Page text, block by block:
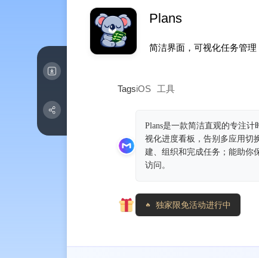
Plans
简洁界面，可视化任务管
TagsiOS 工具
Plans是一款简洁直观的专注
视化进度看板，告别多应用切
建、组织和完成任务；能助你
访问。
独家限免活动进行中